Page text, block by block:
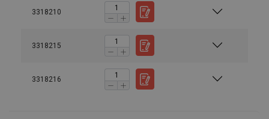
3318210
3318215
3318216
Sicherheitsbeiwert:
Bedienungsanleitung
Catalogus_duits_neutraal_PRINT 168.pdf